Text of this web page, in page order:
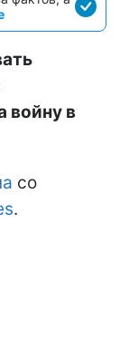
войну в
со
.